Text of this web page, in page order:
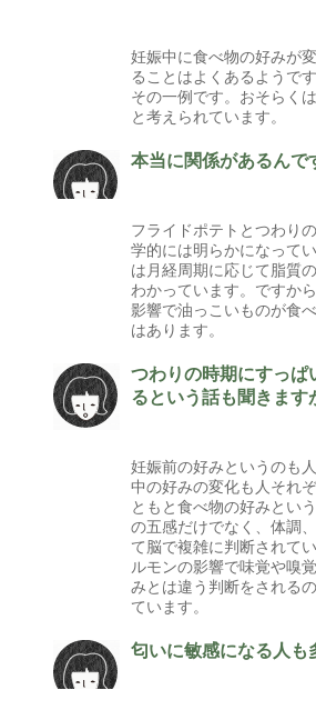
妊娠中に食べ物の好みが
ることはよくあるようで
その一例です。おそらく
と考えられています。
本当に関係があるんで
フライドポテトとつわり
学的には明らかになって
は月経周期に応じて脂質
わかっています。ですか
影響で油っこいものが食
はあります。
つわりの時期にすっぱ
るという話も聞きます
妊娠前の好みというのも
中の好みの変化も人それ
ともと食べ物の好みとい
の五感だけでなく、体調
て脳で複雑に判断されて
ルモンの影響で味覚や嗅
みとは違う判断をされる
ています。
匂いに敏感になる人も